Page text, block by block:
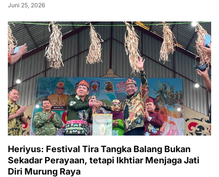
Juni 25, 2026
Heriyus: Festival Tira Tangka Balang Bukan
Sekadar Perayaan, tetapi Ikhtiar Menjaga Jati
Diri Murung Raya